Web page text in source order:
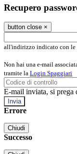
Recupero
button close ×
all'indirizzo indicato con le
Non hai una e-mail
tramite la Login Spaggiari
E-mail inviata, si prega
Errore
Chiudi
Successo